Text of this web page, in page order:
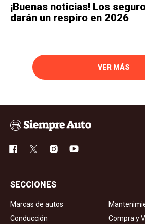
¡Buenas noticias! Los
darán un respiro en 2026
VER MÁS
SECCIONES
Marcas de autos
Conducción
Compra y